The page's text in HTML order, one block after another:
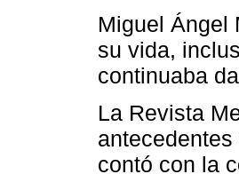
Miguel Ángel
su vida,
continuaba
La Revista
contó con la